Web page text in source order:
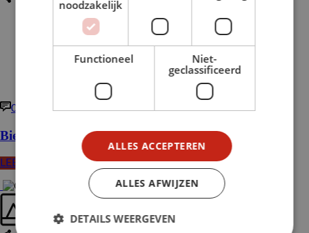
0
Biefstuk stroganoff met vlaamse frites
LEES MEER
noodzakelijk
Functioneel
Niet-
geclassificeerd
ALLES ACCEPTEREN
ALLES AFWIJZEN
DETAILS WEERGEVEN